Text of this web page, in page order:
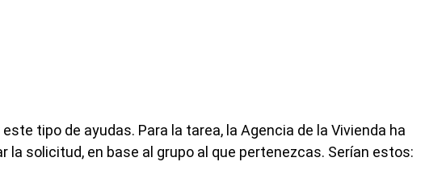
tipo de ayudas. Para la tarea, la Agencia de la Vivienda ha
solicitud, en base al grupo al que pertenezcas. Serían estos: